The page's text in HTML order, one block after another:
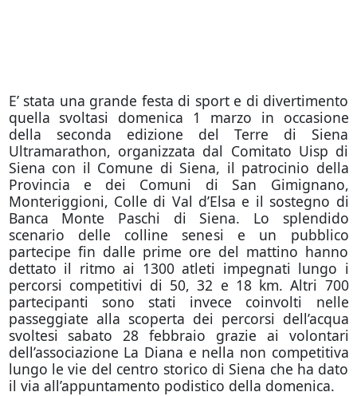
E’ stata una grande festa di sport e di divertimento
quella svoltasi domenica 1 marzo in occasione
della seconda edizione del Terre di Siena
Ultramarathon, organizzata dal Comitato Uisp di
Siena con il Comune di Siena, il patrocinio della
Provincia e dei Comuni di San Gimignano,
Monteriggioni, Colle di Val d’Elsa e il sostegno di
Banca Monte Paschi di Siena. Lo splendido
scenario delle colline senesi e un pubblico
partecipe fin dalle prime ore del mattino hanno
dettato il ritmo ai 1300 atleti impegnati lungo i
percorsi competitivi di 50, 32 e 18 km. Altri 700
partecipanti sono stati invece coinvolti nelle
passeggiate alla scoperta dei percorsi dell’acqua
svoltesi sabato 28 febbraio grazie ai volontari
dell’associazione La Diana e nella non competitiva
lungo le vie del centro storico di Siena che ha dato
il via all’appuntamento podistico della domenica.